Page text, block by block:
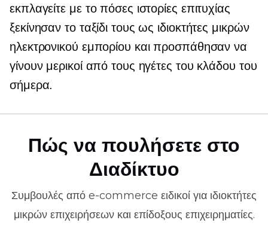
εκπλαγείτε με το πόσες ιστορίες επιτυχίας
ξεκίνησαν το ταξίδι τους ως ιδιοκτήτες μικρών
ηλεκτρονικού εμπορίου και προσπάθησαν να
γίνουν μερικοί από τους ηγέτες του κλάδου του
σήμερα.
Πώς να πουλήσετε στο
Διαδίκτυο
Συμβουλές από e-commerce ειδικοί για ιδιοκτήτες
μικρών επιχειρήσεων και επίδοξους επιχειρηματίες.